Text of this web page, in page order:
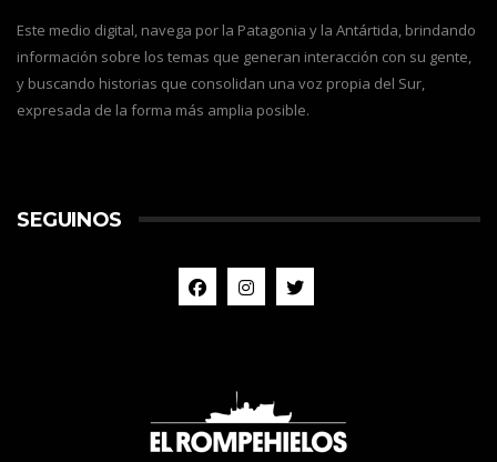
Este medio digital, navega por la Patagonia y la Antártida, brindando
información sobre los temas que generan interacción con su gente,
y buscando historias que consolidan una voz propia del Sur,
expresada de la forma más amplia posible.
SEGUINOS